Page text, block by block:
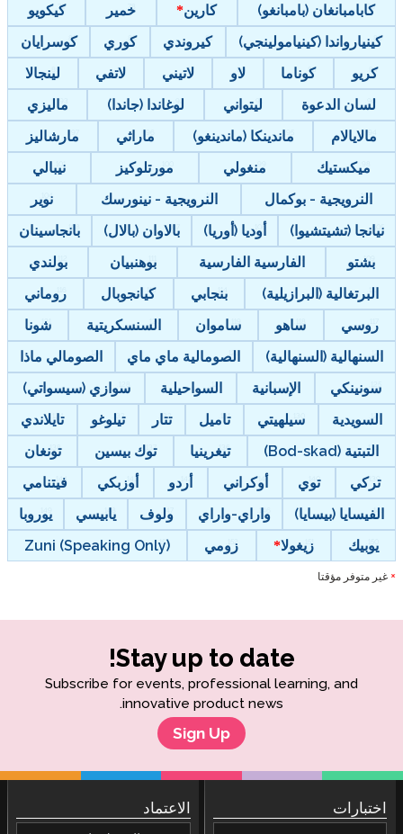
كابامبانغان (بامبانغو)
كارين خمير
كيكويو
كينيارواندا (كينيامولينجي)
كيروندي كوري
كوسرايان
كريو
كوناما لاو لاتيني لاتفي
لينجالا
لسان الدعوة
ليتواني لوغاندا (جاندا)
ماليزي
مالايالام
ماندينكا (ماندينغو) ماراثي
مارشاليز
ميكستيك
منغولي مورتلوكيز
نيبالي
النرويجية - بوكمال
النرويجية - نينورسك
نوير
نيانجا (تشيتشيوا)
أوديا (أوريا) بالاوان (بالال)
بانجاسينان
بشتو
الفارسية الفارسية بوهنبيان
بولندي
البرتغالية (البرازيلية)
بنجابي كيانجوبال
روماني
روسي
ساهو ساموان السنسكريتية
شونا
السنهالية (السنهالية)
الصومالية ماي ماي
الصومالي ماذا
سونينكي
الإسبانية السواحيلية
سوازي (سيسواتي)
السويدية
سيلهيتي تاميل تتار تيلوغو
تايلاندي
التبتية (Bod-skad)
تيغرينيا توك بيسين
تونغان
تركي
توي أوكراني أردو أوزبكي
فيتنامي
الفيسايا (بيسايا)
واراي-واراي ولوف يابيسي
يوروبا
يوبيك
زيغولا زومي Zuni (Speaking Only)
* غير متوفر مؤقتا
Stay up to date!
Subscribe for events, professional learning, and
innovative product news.
Sign Up
اختبارات الاعتماد